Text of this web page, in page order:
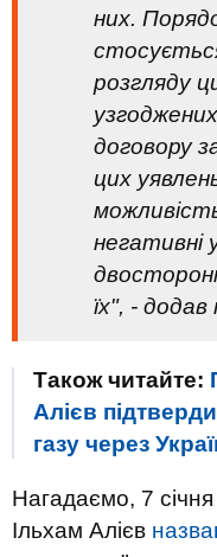
них.
розгляду
договору
цих
негативні
їх", - додав
Також читайте:
Алієв
газу через
Нагадаємо, 7
Ільхам Алієв